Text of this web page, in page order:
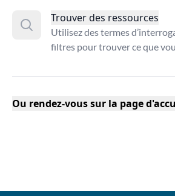
Trouver des ressources
Utilisez des termes
filtres pour trouver ce que
Ou rendez-vous sur la page